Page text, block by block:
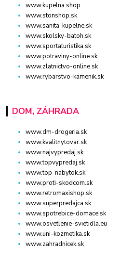
www.kupelna.shop
www.stonshop.sk
www.sanita-kupelne.sk
www.skolsky-batoh.sk
www.sportaturistika.sk
www.potraviny-online.sk
www.zlatnictvo-online.sk
www.rybarstvo-kamenik.sk
DOM, ZÁHRADA
www.dm-drogeria.sk
www.kvalitnytovar.sk
www.najvypredaj.sk
www.topvypredaj.sk
www.top-nabytok.sk
www.proti-skodcom.sk
www.retromaxishop.sk
www.superpredajca.sk
www.spotrebice-domace.sk
www.osvetlenie-svietidla.eu
www.uni-kozmetika.sk
www.zahradnicek.sk